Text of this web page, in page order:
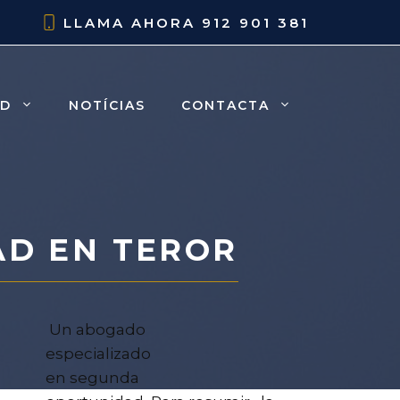
LLAMA AHORA 912 901 381
NOTÍCIAS CONTACTA
EN TEROR
Un abogado
especializado
en segunda